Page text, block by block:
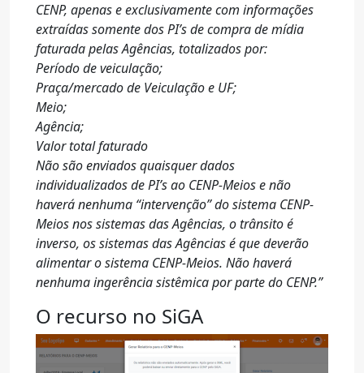
CENP, apenas e exclusivamente com informações
extraídas somente dos PI’s de compra de mídia
faturada pelas Agências, totalizados por:
Período de veiculação;
Praça/mercado de Veiculação e UF;
Meio;
Agência;
Valor total faturado
Não são enviados quaisquer dados
individualizados de PI’s ao CENP-Meios e não
haverá nenhuma “intervenção” do sistema CENP-
Meios nos sistemas das Agências, o trânsito é
inverso, os sistemas das Agências é que deverão
alimentar o sistema CENP-Meios. Não haverá
nenhuma ingerência sistêmica por parte do CENP.”
O recurso no SiGA